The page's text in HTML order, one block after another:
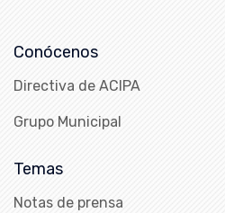
Conócenos
Directiva de ACIPA
Grupo Municipal
Temas
Notas de prensa